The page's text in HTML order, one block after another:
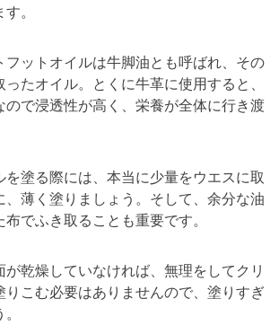
。
フットオイルは牛脚油とも呼ばれ、その
たオイル。とくに牛革に使用すると、
ので浸透性が高く、栄養が全体に行き渡
を塗る際には、本当に少量をウエスに取
、薄く塗りましょう。そして、余分な油
でふき取ることも重要です。
が乾燥していなければ、無理をしてクリ
りこむ必要はありませんので、塗りすぎ